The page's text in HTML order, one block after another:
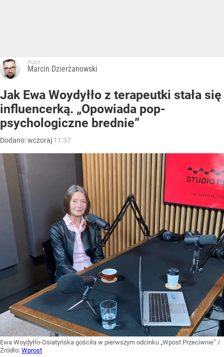
Autor:
Marcin Dzierżanowski
Jak Ewa Woydyłło z terapeutki stała się
influencerką. „Opowiada pop-
psychologiczne brednie”
Dodano:wczoraj 11:37
Ewa Woydyłło-Osiatyńska gościła w pierwszym odcinku „Wpost Przeciwnie” /
Źródło: Wprost